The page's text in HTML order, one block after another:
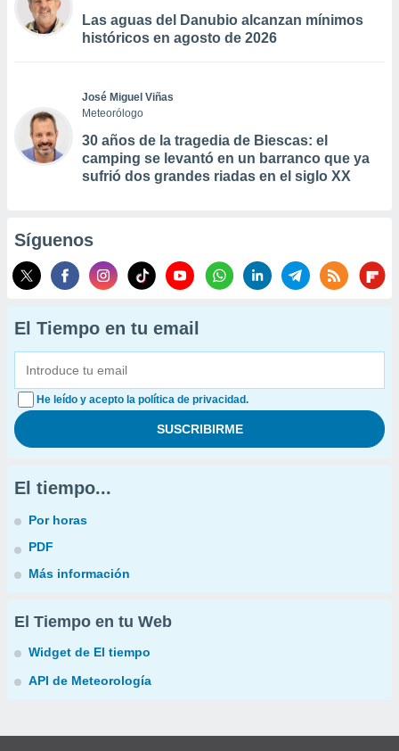
Las aguas del Danubio alcanzan mínimos
históricos en agosto de 2026
José Miguel Viñas
Meteorólogo
30 años de la tragedia de Biescas: el
camping se levantó en un barranco que ya
sufrió dos grandes riadas en el siglo XX
Síguenos
El Tiempo en tu email
He leído y acepto la política de privacidad.
El tiempo...
Por horas
PDF
Más información
El Tiempo en tu Web
Widget de El tiempo
API de Meteorología